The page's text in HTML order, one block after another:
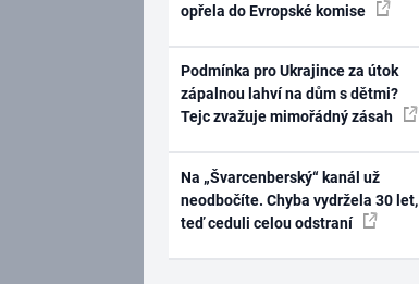
opřela do Evropské komise
Podmínka pro Ukrajince za útok
zápalnou lahví na dům s dětmi?
Tejc zvažuje mimořádný zásah
Na „Švarcenberský“ kanál už
neodbočíte. Chyba vydržela 30 let,
teď ceduli celou odstraní